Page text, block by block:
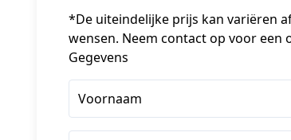
*De uiteindelijke prijs kan variëren
wensen. Neem contact op voor een
Gegevens
Voornaam